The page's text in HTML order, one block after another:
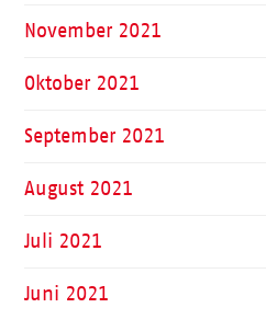
November 2021
Oktober 2021
September 2021
August 2021
Juli 2021
Juni 2021